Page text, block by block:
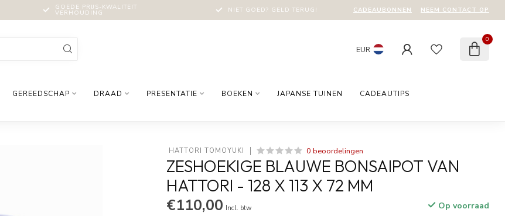
GOEDE PRIJS-KWALITEIT
VERHOUDING NIET GOED? GELD TERUG! CADEAUBONNEN NEEM CONTACT OP
EUR
0
GEREEDSCHAP DRAAD PRESENTATIE BOEKEN JAPANSE TUINEN CADEAUTIPS
HATTORI TOMOYUKI 0 beoordelingen
ZESHOEKIGE BLAUWE BONSAIPOT VAN
HATTORI - 128 X 113 X 72 MM
€110,00 Incl. btw Op voorraad